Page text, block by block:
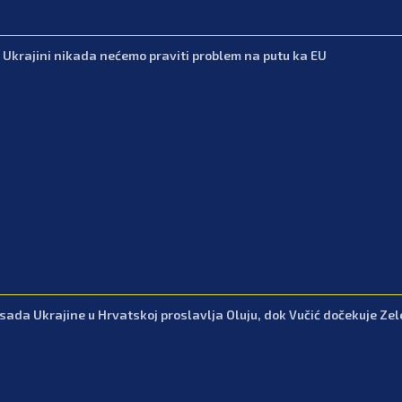
Ukrajini nikada nećemo praviti problem na putu ka EU
Ukrajine u Hrvatskoj proslavlja Oluju, dok Vučić dočekuje